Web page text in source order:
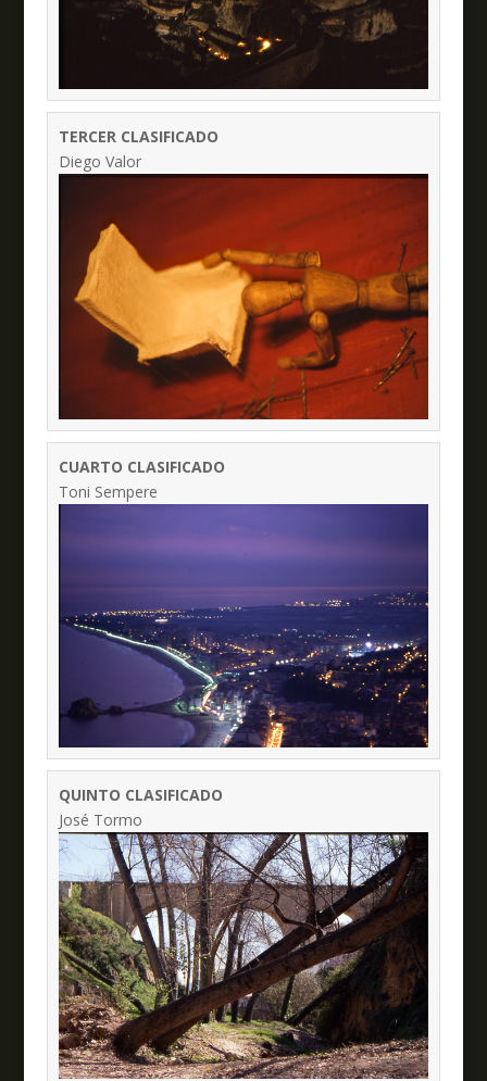
TERCER CLASIFICADO
Diego Valor
CUARTO CLASIFICADO
Toni Sempere
QUINTO CLASIFICADO
José Tormo